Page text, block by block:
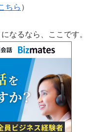
ちら ）
なるなら、ここです。